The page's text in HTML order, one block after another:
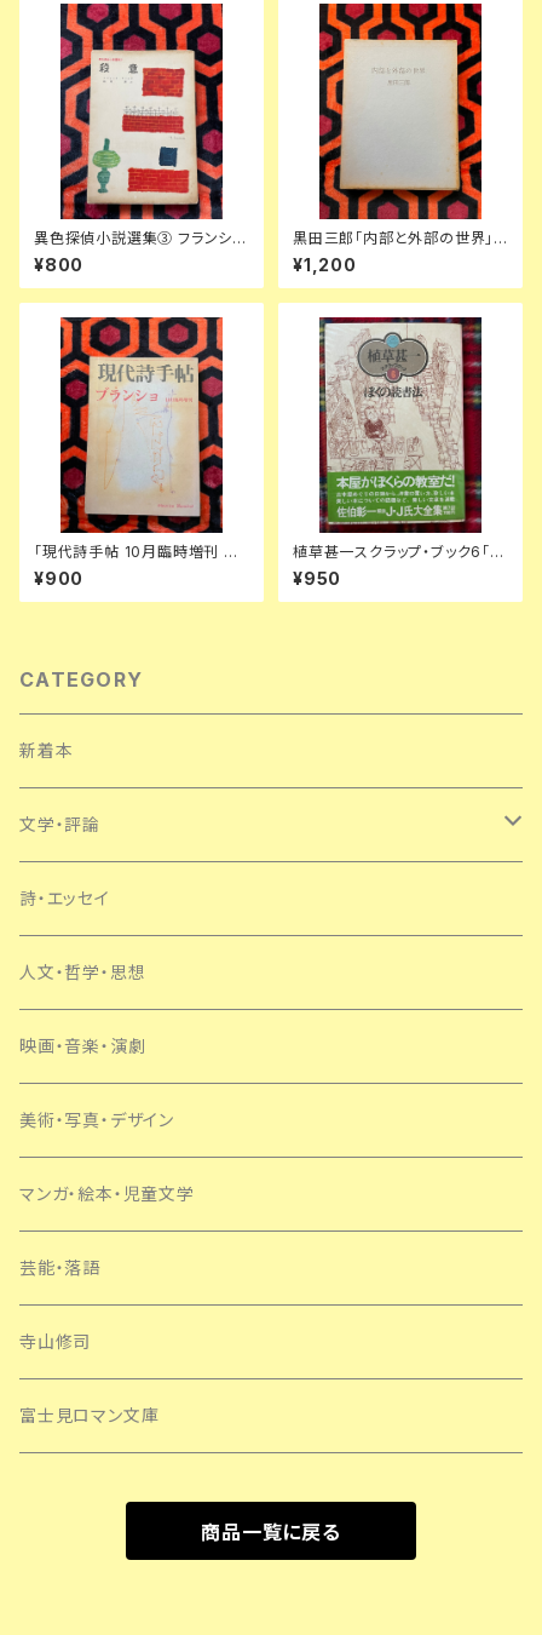
異色探偵小説選集③ フランシ
ス・アイルズ「殺意」延原謙 訳 初
版 装幀:花森安治 日本出版共同
株式会社
¥800
黒田三郎「内部と外部の世界」
初版 函入り 昭森社 評論集
¥1,200
「現代詩手帖 10月臨時増刊 ブ
ランショ」初版 表紙:中西夏之 思
潮社 加納光於 バタイユ 鈴木道
彦
¥900
植草甚一スクラップ・ブック6「ぼ
くの読書法」帯 ビニカバ付き 月
報付き 解説:佐伯彰一 JJ 晶文
社
¥950
CATEGORY
新着本
文学・評論
日本
外国
SF・ミステリー
詩・エッセイ
人文・哲学・思想
映画・音楽・演劇
美術・写真・デザイン
マンガ・絵本・児童文学
芸能・落語
寺山修司
富士見ロマン文庫
商品一覧に戻る